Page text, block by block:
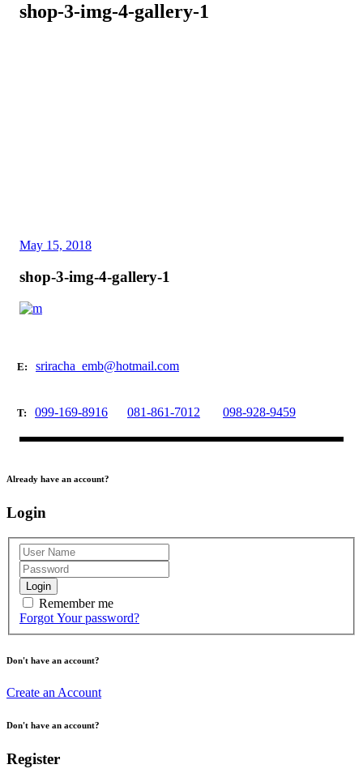
shop-3-img-4-gallery-1
May 15, 2018
shop-3-img-4-gallery-1
E: sriracha_emb@hotmail.com
T: 099-169-8916 081-861-7012 098-928-9459
Already have an account?
Login
Login
Remember me
Forgot Your password?
Don't have an account?
Create an Account
Don't have an account?
Register